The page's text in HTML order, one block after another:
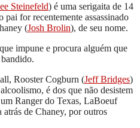
Steinefeld) é uma serigaita de 14
pai for recentemente assassinado
(Josh Brolin), de seu nome.
impune e procura alguém que
Rooster Cogburn (Jeff Bridges)
é dos que não desistem
Ranger do Texas, LaBoeuf
atrás de Chaney, por outros